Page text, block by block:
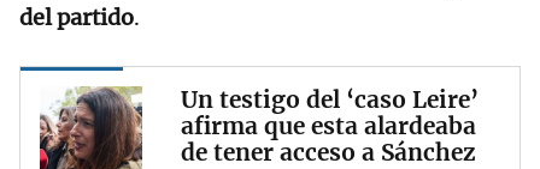
del partido.
Un testigo del ‘caso Leire’
afirma que esta alardeaba
de tener acceso a Sánchez